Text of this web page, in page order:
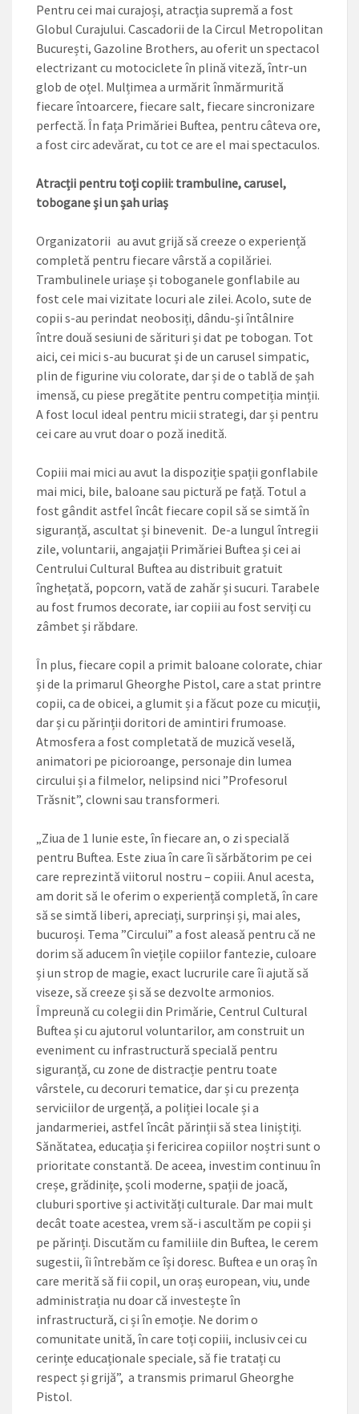
Pentru cei mai curajoși, atracția supremă a fost
Globul Curajului. Cascadorii de la Circul Metropolitan
București, Gazoline Brothers, au oferit un spectacol
electrizant cu motociclete în plină viteză, într-un
glob de oțel. Mulțimea a urmărit înmărmurită
fiecare întoarcere, fiecare salt, fiecare sincronizare
perfectă. În fața Primăriei Buftea, pentru câteva ore,
a fost circ adevărat, cu tot ce are el mai spectaculos.
Atracții pentru toți copiii: trambuline, carusel,
tobogane și un șah uriaș
Organizatorii au avut grijă să creeze o experiență
completă pentru fiecare vârstă a copilăriei.
Trambulinele uriașe și toboganele gonflabile au
fost cele mai vizitate locuri ale zilei. Acolo, sute de
copii s-au perindat neobosiți, ­dându-și întâlnire
între două sesiuni de sărituri și dat pe tobogan. Tot
aici, cei mici s-au bucurat și de un carusel simpatic,
plin de figurine viu colorate, dar și de o tablă de șah
imensă, cu piese pregătite pentru competiția minții.
A fost locul ideal pentru micii strategi, dar și pentru
cei care au vrut doar o poză inedită.
Copiii mai mici au avut la dispoziție spații gonflabile
mai mici, bile, baloane sau pictură pe față. Totul a
fost gândit astfel încât fiecare copil să se simtă în
siguranță, ascultat și binevenit. ­De-a lungul întregii
zile, voluntarii, angajații Primăriei Buftea și cei ai
Centrului Cultural Buftea au distribuit gratuit
înghețată, popcorn, vată de zahăr și sucuri. Tarabele
au fost frumos decorate, iar copiii au fost serviți cu
zâmbet și răbdare.
În plus, fiecare copil a primit baloane colorate, chiar
și de la primarul Gheorghe Pistol, care a stat printre
copii, ca de obicei, a glumit și a făcut poze cu micuții,
dar și cu părinții doritori de amintiri frumoase.
Atmosfera a fost completată de muzică veselă,
animatori pe picioroange, personaje din lumea
circului și a filmelor, nelipsind nici ”Profesorul
Trăsnit”, clowni sau transformeri.
„Ziua de 1 Iunie este, în fiecare an, o zi specială
pentru Buftea. Este ziua în care îi sărbătorim pe cei
care reprezintă viitorul nostru – copiii. Anul acesta,
am dorit să le oferim o experiență completă, în care
să se simtă liberi, apreciați, surprinși și, mai ales,
bucuroși. Tema ”Circului” a fost aleasă pentru că ne
dorim să aducem în viețile copiilor fantezie, culoare
și un strop de magie, exact lucrurile care îi ajută să
viseze, să creeze și să se dezvolte armonios.
Împreună cu colegii din Primărie, Centrul Cultural
Buftea și cu ajutorul voluntarilor, am construit un
eveniment cu infrastructură specială pentru
siguranță, cu zone de distracție pentru toate
vârstele, cu decoruri tematice, dar și cu prezența
serviciilor de urgență, a poliției locale și a
jandarmeriei, astfel încât părinții să stea liniștiți.
Sănătatea, educația și fericirea copiilor noștri sunt o
prioritate constantă. De aceea, investim continuu în
creșe, grădinițe, școli moderne, spații de joacă,
cluburi sportive și activități culturale. Dar mai mult
decât toate acestea, vrem ­să-i ascultăm pe copii și
pe părinți. Discutăm cu familiile din Buftea, le cerem
sugestii, îi întrebăm ce își doresc. Buftea e un oraș în
care merită să fii copil, un oraș european, viu, unde
administrația nu doar că investește în
infrastructură, ci și în emoție. Ne dorim o
comunitate unită, în care toți copiii, inclusiv cei cu
cerințe educaționale speciale, să fie tratați cu
respect și grijă”, a transmis primarul Gheorghe
Pistol.